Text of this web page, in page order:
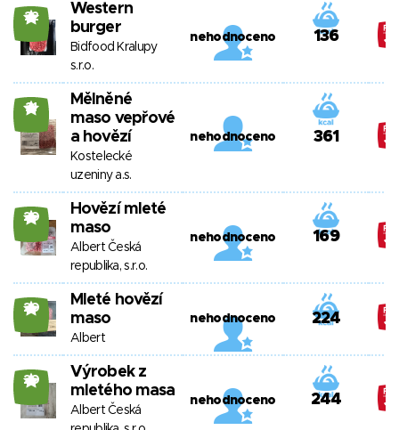
22
Western
burger
Bidfood Kralupy
s.r.o.
nehodnoceno 136
21
Mělněné
maso vepřové
a hovězí
Kostelecké
uzeniny a.s.
nehodnoceno 361
20
Hovězí mleté
maso
Albert Česká
republika, s.r.o.
nehodnoceno 169
20
Mleté hovězí
maso
Albert
nehodnoceno 224
20
Výrobek z
mletého masa
Albert Česká
nehodnoceno 244